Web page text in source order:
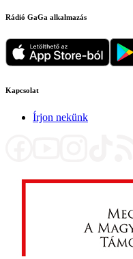
Rádió GaGa alkalmazás
Kapcsolat
Írjon nekünk